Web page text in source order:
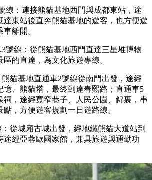
線：連接熊貓基地西門與成都東站，途
達東站後直奔熊貓基地的遊客，也方便遊
離開。
號線：從熊貓基地西門直達三星堆博物
的直達，為文化旅遊專線。
貓基地直通車2號線從南門出發，途經
憶、熊貓塔，最終到達春熙路；直通車5
祠，途經寬窄巷子、人民公園、錦裏，串
，方便遊客規劃一日遊路線。
從城廂古城出發，經地鐵熊貓大道站到
途經亞蓉歐國家館，兼具旅遊與通勤功